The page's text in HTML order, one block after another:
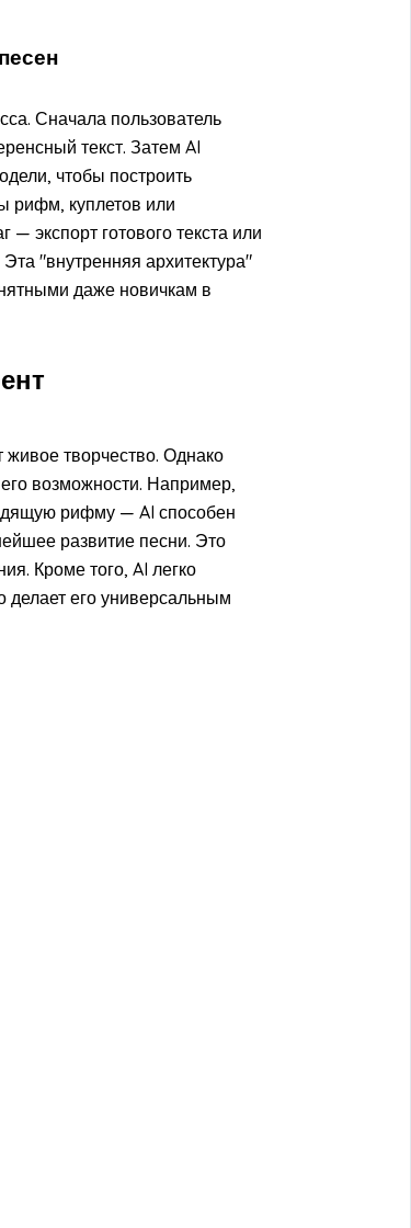
Сначала пользователь
текст. Затем AI
чтобы построить
рифм, куплетов или
экспорт готового текста или
"внутренняя архитектура"
даже новичкам в
живое творчество. Однако
возможности. Например,
рифму — AI способен
развитие песни. Это
Кроме того, AI легко
делает его универсальным